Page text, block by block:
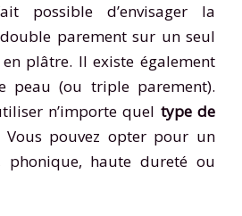
d’envisager la
parement sur un seul
plâtre. Il existe également
peau (ou triple parement).
n’importe quel type de
Vous pouvez opter pour un
phonique, haute dureté ou